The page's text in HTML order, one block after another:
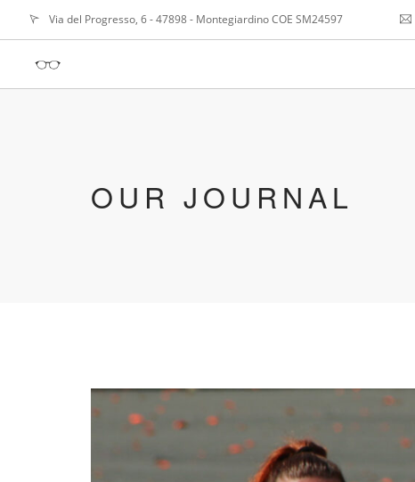
Via del Progresso, 6 - 47898 - Montegiardino COE SM24597
OUR JOURNAL